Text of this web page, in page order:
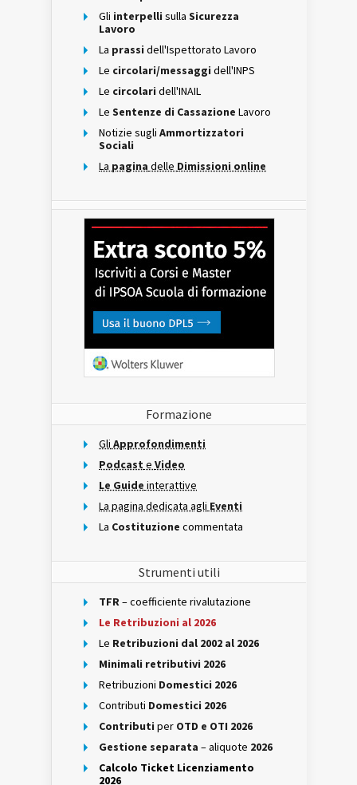
Gli interpelli sulla Sicurezza
Lavoro
La prassi dell'Ispettorato Lavoro
Le circolari/messaggi dell'INPS
Le circolari dell'INAIL
Le Sentenze di Cassazione Lavoro
Notizie sugli Ammortizzatori
Sociali
La pagina delle Dimissioni online
Formazione
Gli Approfondimenti
Podcast e Video
Le Guide interattive
La pagina dedicata agli Eventi
La Costituzione commentata
Strumenti utili
TFR– coefficiente rivalutazione
Le Retribuzioni al 2026
Le Retribuzioni dal 2002 al 2026
Minimali retributivi 2026
Retribuzioni Domestici 2026
Contributi Domestici 2026
Contributi per OTD e OTI 2026
Gestione separata – aliquote 2026
Calcolo Ticket Licenziamento
2026